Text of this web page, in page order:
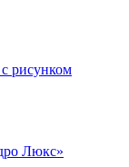
рисунком
Люкс»